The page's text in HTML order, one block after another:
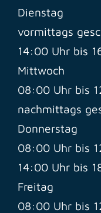
Dienstag
vormittags
14:00 Uhr bis
Mittwoch
08:00 Uhr bis
nachmittags
Donnerstag
08:00 Uhr bis
14:00 Uhr bis
Freitag
08:00 Uhr bis